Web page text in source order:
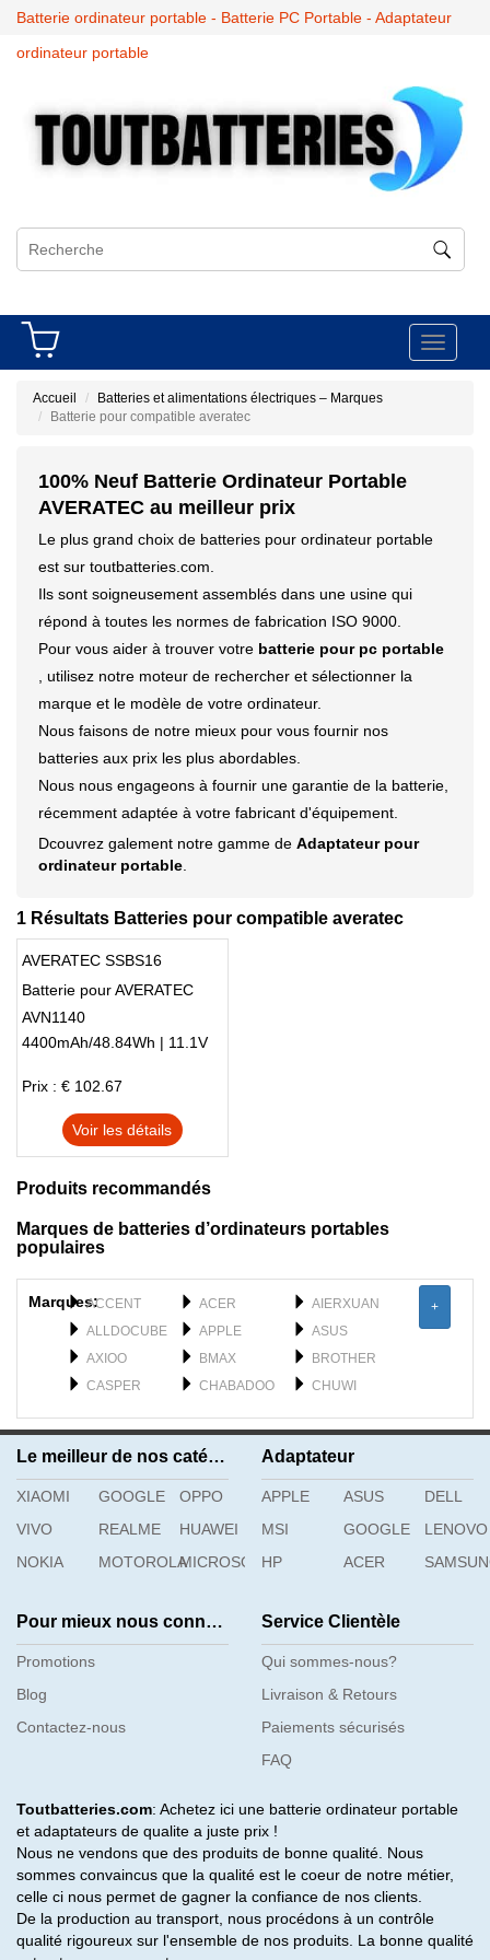
Batterie ordinateur portable - Batterie PC Portable - Adaptateur
ordinateur portable
Toggle
Accueil
Batteries et alimentations électriques – Marques
Batterie pour compatible averatec
100% Neuf Batterie Ordinateur Portable
AVERATEC au meilleur prix
Le plus grand choix de batteries pour ordinateur portable
est sur toutbatteries.com.
Ils sont soigneusement assemblés dans une usine qui
répond à toutes les normes de fabrication ISO 9000.
Pour vous aider à trouver votre batterie pour pc portable
, utilisez notre moteur de rechercher et sélectionner la
marque et le modèle de votre ordinateur.
Nous faisons de notre mieux pour vous fournir nos
batteries aux prix les plus abordables.
Nous nous engageons à fournir une garantie de la batterie,
récemment adaptée à votre fabricant d'équipement.
Dcouvrez galement notre gamme de Adaptateur pour
ordinateur portable
1 Résultats Batteries pour compatible averatec
AVERATEC SSBS16
Batterie pour AVERATEC
AVN1140
4400mAh/48.84Wh | 11.1V
Prix : € 102.67
Voir les détails
Produits recommandés
Marques de batteries d’ordinateurs portables
populaires
Marques:ACCENT ACER
AIERXUAN
ALLDOCUBE
APPLE
ASUS
AXIOO
BMAX
BROTHER
CASPER
CHABADOO
CHUWI
GETAC
GFL
GIGABYTE
H3C
HAIER
HASEE
+
Le meilleur de nos catégories
XIAOMI GOOGLE
OPPO
VIVO
REALME
HUAWEI
NOKIA
MOTOROLAMICROSOFT
Adaptateur
APPLE ASUS
DELL
MSI
GOOGLE
LENOVO
HP
ACER
Pour mieux nous connaître
Promotions
Blog
Contactez-nous
Service Clientèle
Qui sommes-nous?
Livraison & Retours
Paiements sécurisés
FAQ
Toutbatteries.com: Achetez ici une batterie ordinateur portable
et adaptateurs de qualite a juste prix !
Nous ne vendons que des produits de bonne qualité. Nous
sommes convaincus que la qualité est le coeur de notre métier,
celle ci nous permet de gagner la confiance de nos clients.
De la production au transport, nous procédons à un contrôle
qualité rigoureux sur l'ensemble de nos produits. La bonne qualité